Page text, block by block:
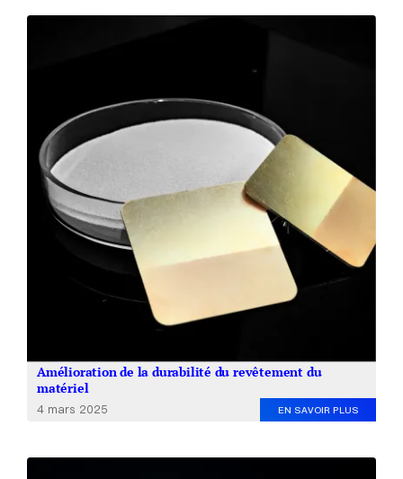
Amélioration de la durabilité du revêtement du
matériel
4 mars 2025 EN SAVOIR PLUS